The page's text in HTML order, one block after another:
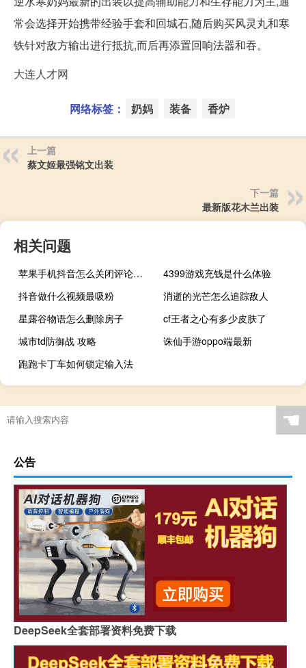
常会选择开始携带经验手套和回城石,随后购买风灵丸和寒
铁针对敌方输出进行抵抗,而后再添置回响法器和吞。
大连人才网
网络标签： 奶妈 装备 香炉
上一篇
蔡文姬最强铭文出装
下一篇
最新版花木兰出装
相关问题
苹果手机抖音怎么关闭评论不让别人看见
4399游戏充钱是什么体验
抖音做什么视频最吸粉
消逝的光芒怎么追踪敌人
星露谷物语怎么删除房子
cf王者之心有多少皮肤了
城市td防御战 攻略
诛仙手游oppo端最新
跑跑卡丁车如何锁定输入法
☚
公告
DeepSeek全套部署资料免费下载